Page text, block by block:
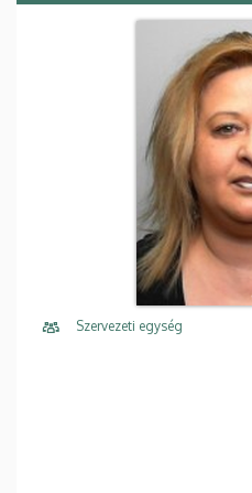
Szervezeti egység